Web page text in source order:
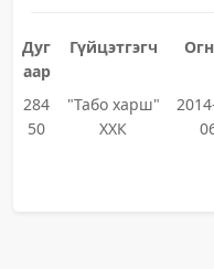
Дуг
аар
Гүйцэтгэгч
284
50
"Табо харш"
ХХК